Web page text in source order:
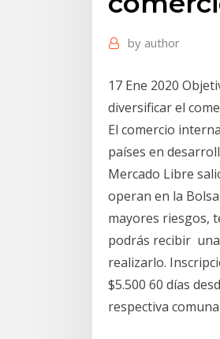
by author
17 Ene 2020
diversificar el
El comercio
países en
Mercado Libre
operan en la
mayores riesgos,
podrás recibir una
realizarlo.
$5.500 60 días
respectiva